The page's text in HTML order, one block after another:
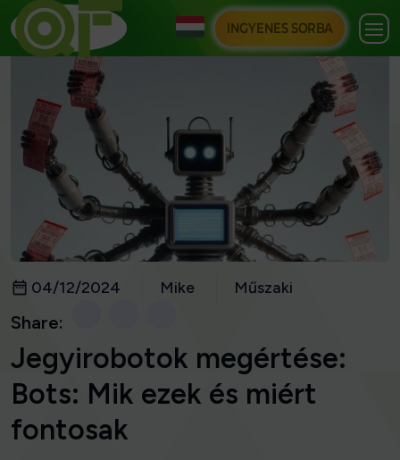
INGYENES SORBA
04/12/2024 Mike Műszaki
Share:
Jegyirobotok megértése:
Bots: Mik ezek és miért
fontosak